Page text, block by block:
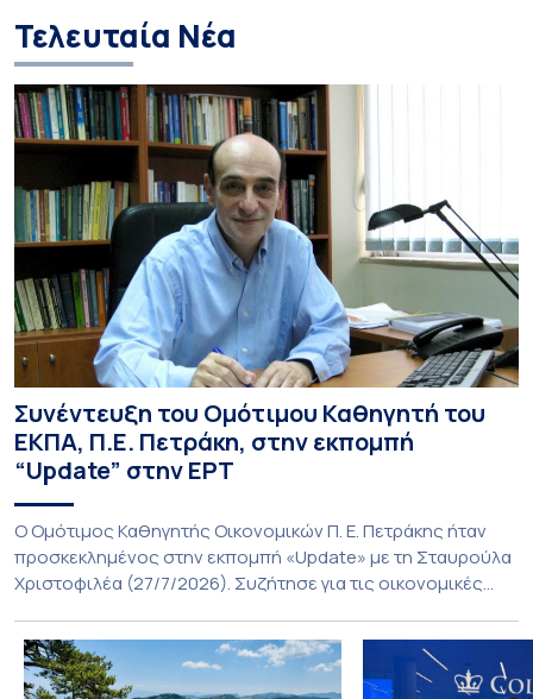
Τελευταία Νέα
Συνέντευξη του Ομότιμου Καθηγητή του
ΕΚΠΑ, Π.Ε. Πετράκη, στην εκπομπή
“Update” στην ΕΡΤ
O Ομότιμος Καθηγητής Οικονομικών Π. Ε. Πετράκης ήταν
προσκεκλημένος στην εκπομπή «Update» με τη Σταυρούλα
Χριστοφιλέα (27/7/2026). Συζήτησε για τις οικονομικές
Ευρώπη από τις εξελίξεις στον πόλεμο ΗΠΑ – Ιράν, καθώς
και για τη διακύμανση των τιμών στα καύσιμα. Για να δείτε τη
συνέντευξη, πατήστε εδώ.